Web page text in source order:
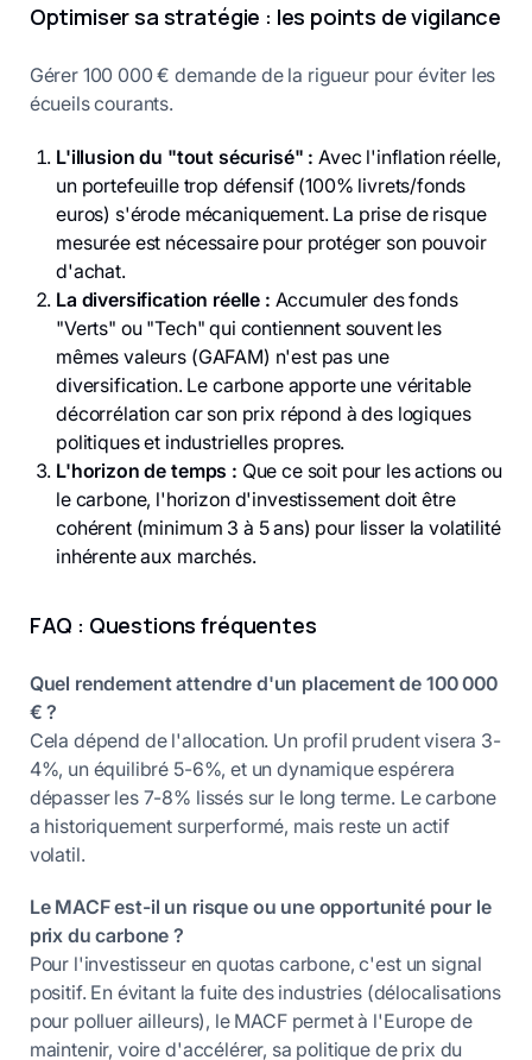
Optimiser sa stratégie : les points de vigilance
Gérer 100 000 € demande de la rigueur pour éviter les
écueils courants.
L'illusion du "tout sécurisé" : Avec l'inflation réelle,
un portefeuille trop défensif (100% livrets/fonds
euros) s'érode mécaniquement. La prise de risque
mesurée est nécessaire pour protéger son pouvoir
d'achat.
La diversification réelle : Accumuler des fonds
"Verts" ou "Tech" qui contiennent souvent les
mêmes valeurs (GAFAM) n'est pas une
diversification. Le carbone apporte une véritable
décorrélation car son prix répond à des logiques
politiques et industrielles propres.
L'horizon de temps : Que ce soit pour les actions ou
le carbone, l'horizon d'investissement doit être
cohérent (minimum 3 à 5 ans) pour lisser la volatilité
inhérente aux marchés.
FAQ : Questions fréquentes
Quel rendement attendre d'un placement de 100 000
€ ?
Cela dépend de l'allocation. Un profil prudent visera 3-
4%, un équilibré 5-6%, et un dynamique espérera
dépasser les 7-8% lissés sur le long terme. Le carbone
a historiquement surperformé, mais reste un actif
volatil.
Le MACF est-il un risque ou une opportunité pour le
prix du carbone ?
Pour l'investisseur en quotas carbone, c'est un signal
positif. En évitant la fuite des industries (délocalisations
pour polluer ailleurs), le MACF permet à l'Europe de
maintenir, voire d'accélérer, sa politique de prix du